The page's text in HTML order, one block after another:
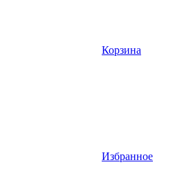
Корзина
Избранное